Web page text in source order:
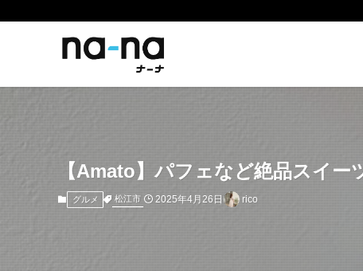
【Amato】パフェなど絶品スイー
グルメ 松江市 2025年4月26日 rico